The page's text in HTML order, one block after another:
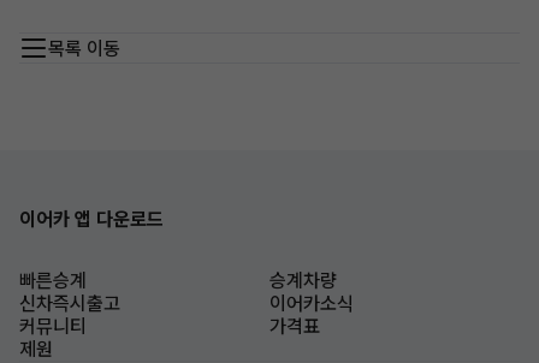
목록 이동
이어카 앱 다운로드
빠른승계
승계차량
신차즉시출고
이어카소식
커뮤니티
가격표
제원